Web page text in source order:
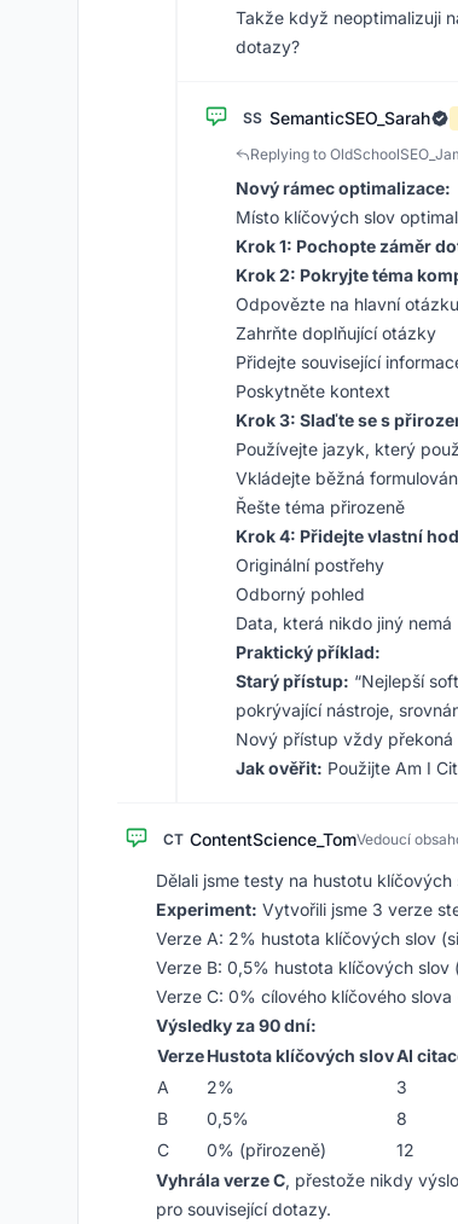
Takže když neoptimalizuji
dotazy?
SS SemanticSEO_Sarah
Replying to
Nový rámec optimalizace:
Místo klíčových slov
Krok 1: Pochopte záměr
Krok 2: Pokryjte téma
Odpovězte na hlavní otázku
Zahrňte doplňující otázky
Přidejte související
Poskytněte kontext
Krok 3: Slaďte se s
Používejte jazyk, který
Vkládejte běžná
Řešte téma přirozeně
Krok 4: Přidejte vlastní
Originální postřehy
Odborný pohled
Data, která nikdo jiný nemá
Praktický příklad:
Starý přístup: “Nejlepší
pokrývající nástroje,
Nový přístup vždy
Jak ověřit: Použijte Am I
CT ContentScience_TomVedoucí
Dělali jsme testy na hustotu
Experiment: Vytvořili jsme 3 verze
Verze A: 2% hustota klíčových slov
Verze B: 0,5% hustota klíčových slov
Verze C: 0% cílového klíčového
Výsledky za 90 dní:
VerzeHustota klíčových slovAI
A
2% 3
B
0,5% 8
C
0% (přirozeně) 12
Vyhrála verze C, přestože nikdy
pro související dotazy.